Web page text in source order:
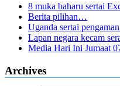
8 muka baharu sertai
Berita pilihan…
Uganda sertai
Lapan negara kecam
Media Hari Ini Jumaat
Archives